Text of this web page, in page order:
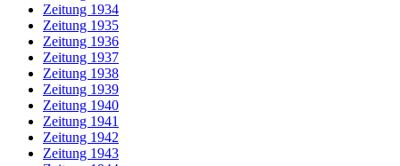
Zeitung 1934
Zeitung 1935
Zeitung 1936
Zeitung 1937
Zeitung 1938
Zeitung 1939
Zeitung 1940
Zeitung 1941
Zeitung 1942
Zeitung 1943